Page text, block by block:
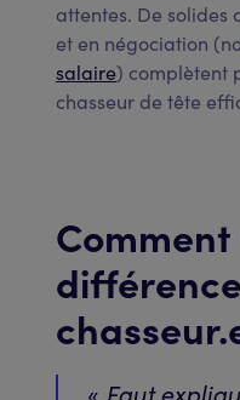
attentes. De solides
et en négociation
salaire) complètent
chasseur de tête
« Faut